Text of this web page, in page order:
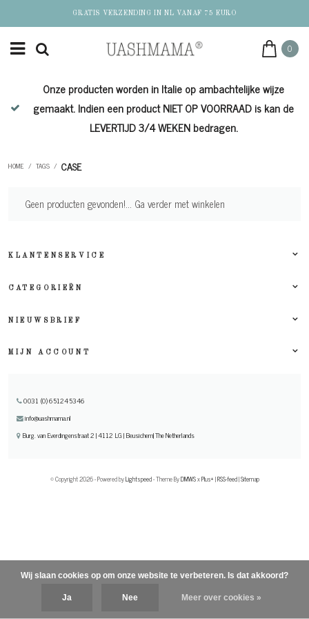
GRATIS VERZENDING IN NL VANAF 75 EURO
0
Onze producten worden in Italie op ambachtelijke wijze
gemaakt. Indien een product NIET OP VOORRAAD is kan de
LEVERTIJD 3/4 WEKEN bedragen.
HOME / TAGS / CASE
Geen producten gevonden!... Ga verder met winkelen
KLANTENSERVICE
CATEGORIEËN
NIEUWSBRIEF
MIJN ACCOUNT
0031 (0) 651245346
info@uashmama.nl
Burg. van Everdingenstraat 2 | 4112 LG | Beusichem| The Netherlands
© Copyright 2026 - Powered byLightspeed- Theme ByDMWSxPlus+|RSS-feed|Sitemap
Wij slaan cookies op om onze website te verbeteren. Is dat akkoord?
Ja Nee Meer over cookies »